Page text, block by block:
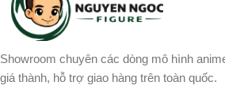
Showroom chuyên các dòng mô hình
giá thành, hỗ trợ giao hàng trên toàn quốc.